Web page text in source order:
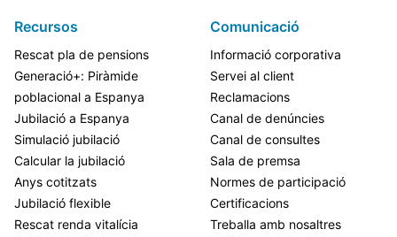
Recursos
Rescat pla de pensions
Generació+: Piràmide
poblacional a Espanya
Jubilació a Espanya
Simulació jubilació
Calcular la jubilació
Anys cotitzats
Jubilació flexible
Rescat renda vitalícia
Comunicació
Informació corporativa
Servei al client
Reclamacions
Canal de denúncies
Canal de consultes
Sala de premsa
Normes de participació
Certificacions
Treballa amb nosaltres